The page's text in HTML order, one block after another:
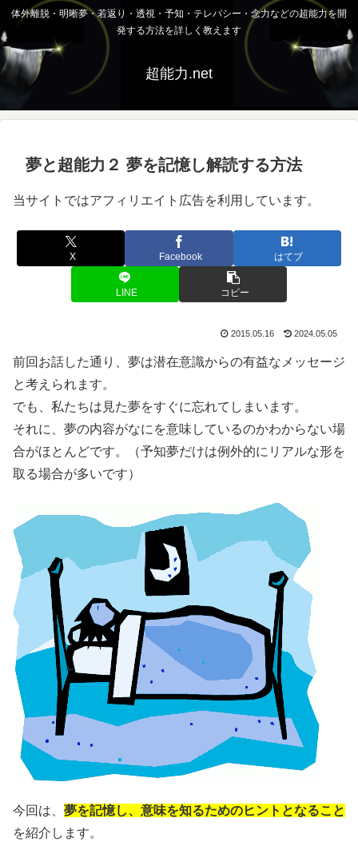
体外離脱・明晰夢・若返り・透視・予知・テレパシー・念力などの超能力を開
発する方法を詳しく教えます
超能力.net
夢と超能力２ 夢を記憶し解読する方法
当サイトではアフィリエイト広告を利用しています。
X Facebook はてブ
LINE コピー
2015.05.16 2024.05.05
前回お話した通り、夢は潜在意識からの有益なメッセージ
と考えられます。
でも、私たちは見た夢をすぐに忘れてしまいます。
それに、夢の内容がなにを意味しているのかわからない場
合がほとんどです。（予知夢だけは例外的にリアルな形を
取る場合が多いです）
今回は、 夢を記憶し、意味を知るためのヒントとなること
を紹介します。